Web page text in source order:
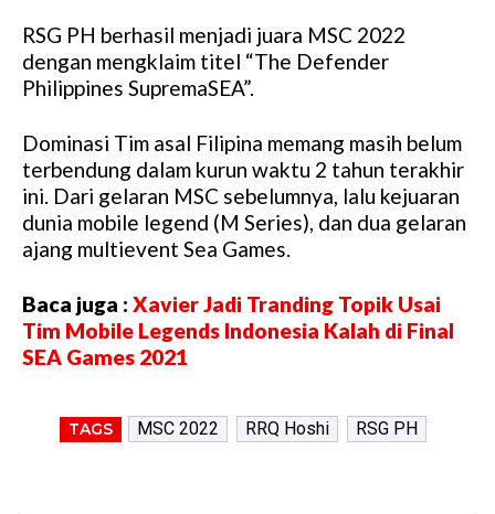
RSG PH berhasil menjadi juara MSC 2022
dengan mengklaim titel “The Defender
Philippines SupremaSEA”.
Dominasi Tim asal Filipina memang masih belum
terbendung dalam kurun waktu 2 tahun terakhir
ini. Dari gelaran MSC sebelumnya, lalu kejuaran
dunia mobile legend (M Series), dan dua gelaran
ajang multievent Sea Games.
Baca juga : Xavier Jadi Tranding Topik Usai
Tim Mobile Legends Indonesia Kalah di Final
SEA Games 2021
TAGS MSC 2022 RRQ Hoshi RSG PH